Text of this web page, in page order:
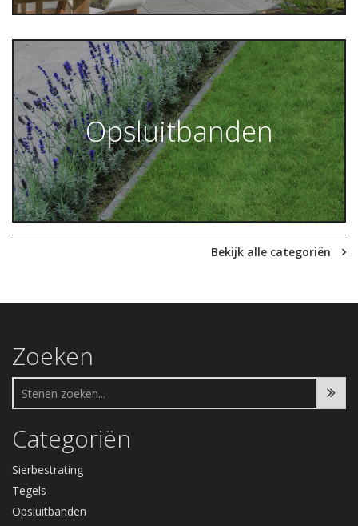
Opsluitbanden
Bekijk alle categoriën
Zoeken
Categoriën
Sierbestrating
Tegels
Opsluitbanden